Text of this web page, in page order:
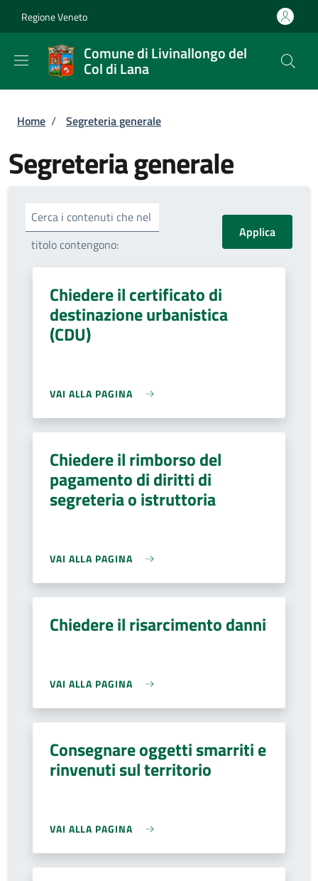
Regione Veneto
Comune di Livinallongo del
Col di Lana
Briciole di pane
Home / Segreteria generale
Segreteria generale
Cerca i contenuti che nel
titolo contengono:
Chiedere il certificato di
destinazione urbanistica
(CDU)
VAI ALLA PAGINA
Chiedere il rimborso del
pagamento di diritti di
segreteria o istruttoria
VAI ALLA PAGINA
Chiedere il risarcimento danni
VAI ALLA PAGINA
Consegnare oggetti smarriti e
rinvenuti sul territorio
VAI ALLA PAGINA